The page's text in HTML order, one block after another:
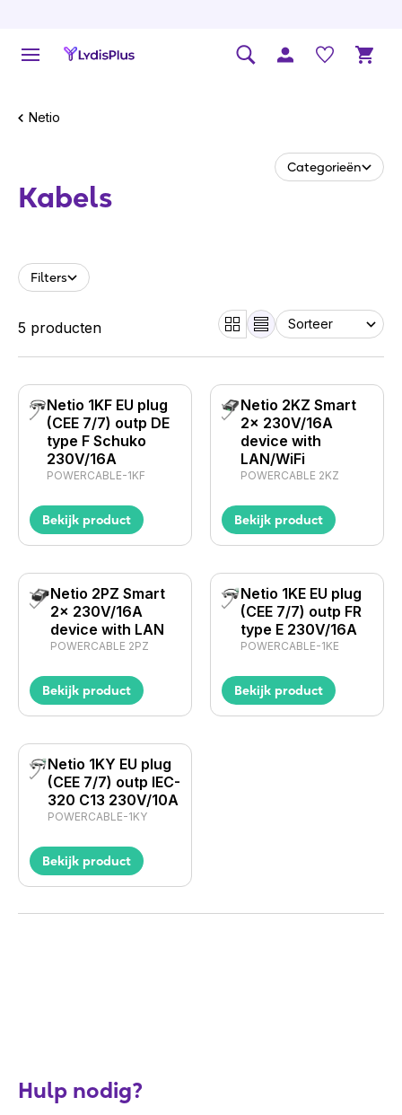
Netio
Categorieën
Kabels
Filters
5 producten
Netio 1KF EU plug
(CEE 7/7) outp DE
type F Schuko
230V/16A
POWERCABLE-1KF
Bekijk product
Netio 2KZ Smart
2x 230V/16A
device with
LAN/WiFi
POWERCABLE 2KZ
Bekijk product
Netio 2PZ Smart
2x 230V/16A
device with LAN
POWERCABLE 2PZ
Bekijk product
Netio 1KE EU plug
(CEE 7/7) outp FR
type E 230V/16A
POWERCABLE-1KE
Bekijk product
Netio 1KY EU plug
(CEE 7/7) outp IEC-
320 C13 230V/10A
POWERCABLE-1KY
Bekijk product
Hulp nodig?